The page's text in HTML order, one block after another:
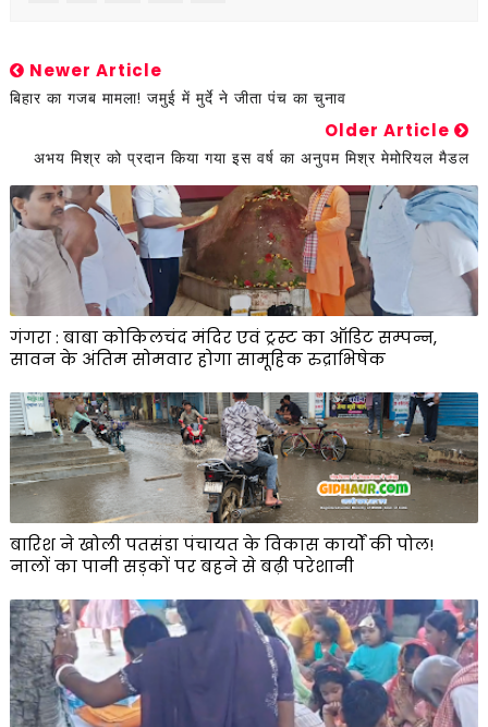
Newer Article
बिहार का गजब मामला! जमुई में मुर्दे ने जीता पंच का चुनाव
Older Article
अभय मिश्र को प्रदान किया गया इस वर्ष का अनुपम मिश्र मेमोरियल मैडल
गंगरा : बाबा कोकिलचंद मंदिर एवं ट्रस्ट का ऑडिट सम्पन्न,
सावन के अंतिम सोमवार होगा सामूहिक रुद्राभिषेक
बारिश ने खोली पतसंडा पंचायत के विकास कार्यों की पोल!
नालों का पानी सड़कों पर बहने से बढ़ी परेशानी